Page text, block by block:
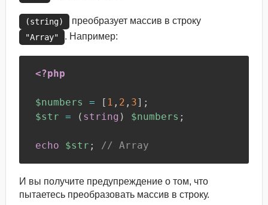
(string) преобразует массив в строку
"Array" . Например:
<?php
$numbers = [ 1 , 2 , 3] ;
$str = ( string ) $numbers ;
echo $str ; // Array
И вы получите предупреждение о том, что
пытаетесь преобразовать массив в строку.